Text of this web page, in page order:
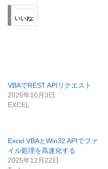
いいね:
VBAでREST APIリクエスト
2025年10月3日
EXCEL
Excel VBAとWin32 APIでファ
イル処理を高速化する
2025年12月22日